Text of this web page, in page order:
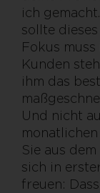
ich
sollte
Fokus
Kunden
ihm das
Und nicht
Sie aus
sich in
freuen: